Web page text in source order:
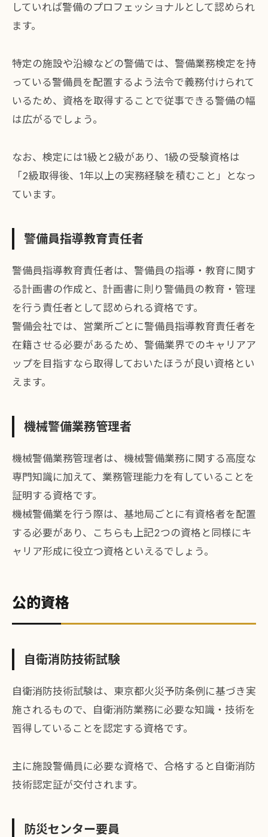
していれば警備のプロフェッショナルとして認められ
ます。
特定の施設や沿線などの警備では、警備業務検定を持
っている警備員を配置するよう法令で義務付けられて
いるため、資格を取得することで従事できる警備の幅
は広がるでしょう。
なお、検定には1級と2級があり、1級の受験資格は
「2級取得後、1年以上の実務経験を積むこと」となっ
ています。
警備員指導教育責任者
警備員指導教育責任者は、警備員の指導・教育に関す
る計画書の作成と、計画書に則り警備員の教育・管理
を行う責任者として認められる資格です。
警備会社では、営業所ごとに警備員指導教育責任者を
在籍させる必要があるため、警備業界でのキャリアア
ップを目指すなら取得しておいたほうが良い資格とい
えます。
機械警備業務管理者
機械警備業務管理者は、機械警備業務に関する高度な
専門知識に加えて、業務管理能力を有していることを
証明する資格です。
機械警備業を行う際は、基地局ごとに有資格者を配置
する必要があり、こちらも上記2つの資格と同様にキ
ャリア形成に役立つ資格といえるでしょう。
公的資格
自衛消防技術試験
自衛消防技術試験は、東京都火災予防条例に基づき実
施されるもので、自衛消防業務に必要な知識・技術を
習得していることを認定する資格です。
主に施設警備員に必要な資格で、合格すると自衛消防
技術認定証が交付されます。
防災センター要員